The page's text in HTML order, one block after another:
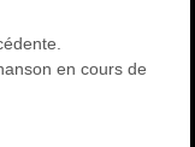
en cours de